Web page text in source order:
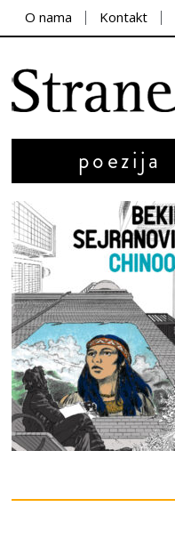
O nama Kontakt
poezija